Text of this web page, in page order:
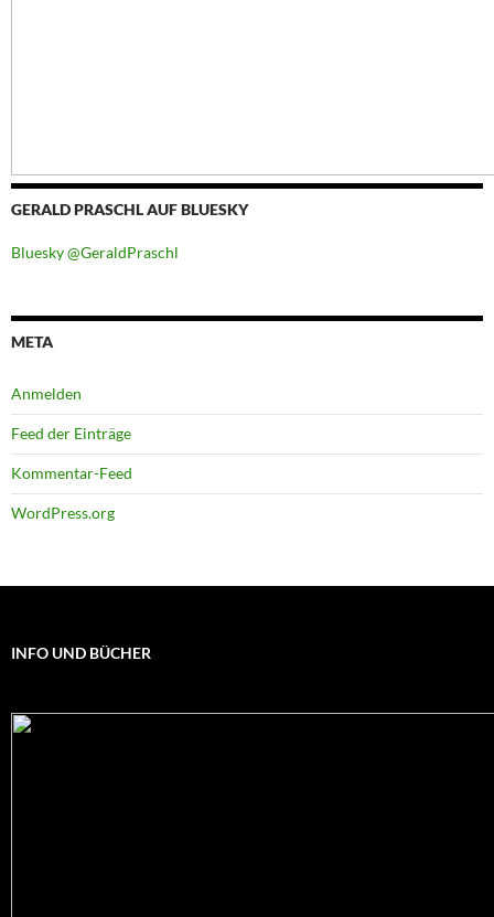
GERALD PRASCHL AUF BLUESKY
Bluesky @GeraldPraschl
META
Anmelden
Feed der Einträge
Kommentar-Feed
WordPress.org
INFO UND BÜCHER